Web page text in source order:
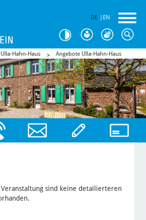
DE EN
Ulla-Hahn-Haus Angebote Ulla-Hahn-Haus
sind keine detailierteren